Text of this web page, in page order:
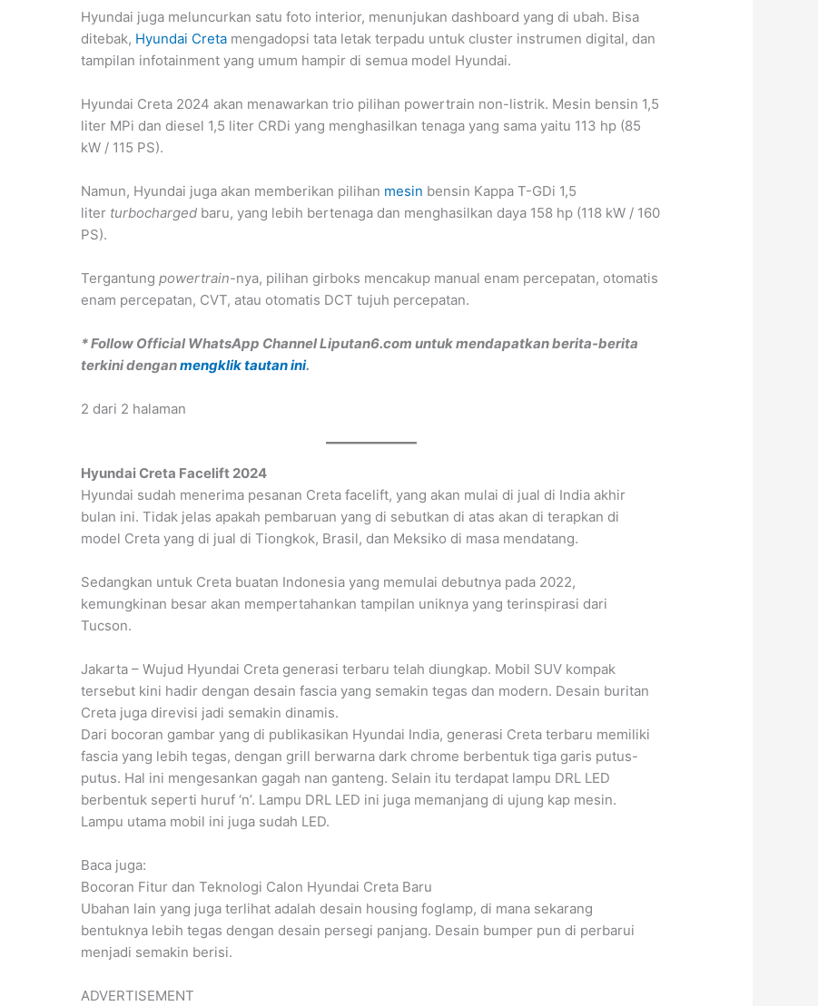
Hyundai juga meluncurkan satu foto interior, menunjukan dashboard yang di ubah. Bisa
ditebak, Hyundai Creta mengadopsi tata letak terpadu untuk cluster instrumen digital, dan
tampilan infotainment yang umum hampir di semua model Hyundai.
Hyundai Creta 2024 akan menawarkan trio pilihan powertrain non-listrik. Mesin bensin 1,5
liter MPi dan diesel 1,5 liter CRDi yang menghasilkan tenaga yang sama yaitu 113 hp (85
kW / 115 PS).
Namun, Hyundai juga akan memberikan pilihan mesin bensin Kappa T-GDi 1,5
liter turbocharged baru, yang lebih bertenaga dan menghasilkan daya 158 hp (118 kW / 160
PS).
Tergantungpowertrain-nya, pilihan girboks mencakup manual enam percepatan, otomatis
enam percepatan, CVT, atau otomatis DCT tujuh percepatan.
* Follow Official WhatsApp Channel Liputan6.com untuk mendapatkan berita-berita
terkini denganmengklik tautan ini.
2 dari 2 halaman
Hyundai Creta Facelift 2024
Hyundai sudah menerima pesanan Creta facelift, yang akan mulai di jual di India akhir
bulan ini. Tidak jelas apakah pembaruan yang di sebutkan di atas akan di terapkan di
model Creta yang di jual di Tiongkok, Brasil, dan Meksiko di masa mendatang.
Sedangkan untuk Creta buatan Indonesia yang memulai debutnya pada 2022,
kemungkinan besar akan mempertahankan tampilan uniknya yang terinspirasi dari
Tucson.
Jakarta – Wujud Hyundai Creta generasi terbaru telah diungkap. Mobil SUV kompak
tersebut kini hadir dengan desain fascia yang semakin tegas dan modern. Desain buritan
Creta juga direvisi jadi semakin dinamis.
Dari bocoran gambar yang di publikasikan Hyundai India, generasi Creta terbaru memiliki
fascia yang lebih tegas, dengan grill berwarna dark chrome berbentuk tiga garis putus-
putus. Hal ini mengesankan gagah nan ganteng. Selain itu terdapat lampu DRL LED
berbentuk seperti huruf ‘n’. Lampu DRL LED ini juga memanjang di ujung kap mesin.
Lampu utama mobil ini juga sudah LED.
Baca juga:
Bocoran Fitur dan Teknologi Calon Hyundai Creta Baru
Ubahan lain yang juga terlihat adalah desain housing foglamp, di mana sekarang
bentuknya lebih tegas dengan desain persegi panjang. Desain bumper pun di perbarui
menjadi semakin berisi.
ADVERTISEMENT